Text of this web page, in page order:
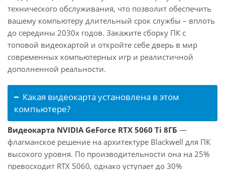
технического обслуживания, что позволит обеспечить
вашему компьютеру длительный срок службы – вплоть
до середины 2030х годов. Закажите сборку ПК с
топовой видеокартой и откройте себе дверь в мир
современных компьютерных игр и реалистичной
дополненной реальности.
Какая видеокарта установлена в этом
компьютере?
Видеокарта NVIDIA GeForce RTX 5060 Ti 8ГБ —
флагманское решение на архитектуре Blackwell для ПК
высокого уровня. По производительности она на 25%
превосходит RTX 5060, однако уступает до 30%